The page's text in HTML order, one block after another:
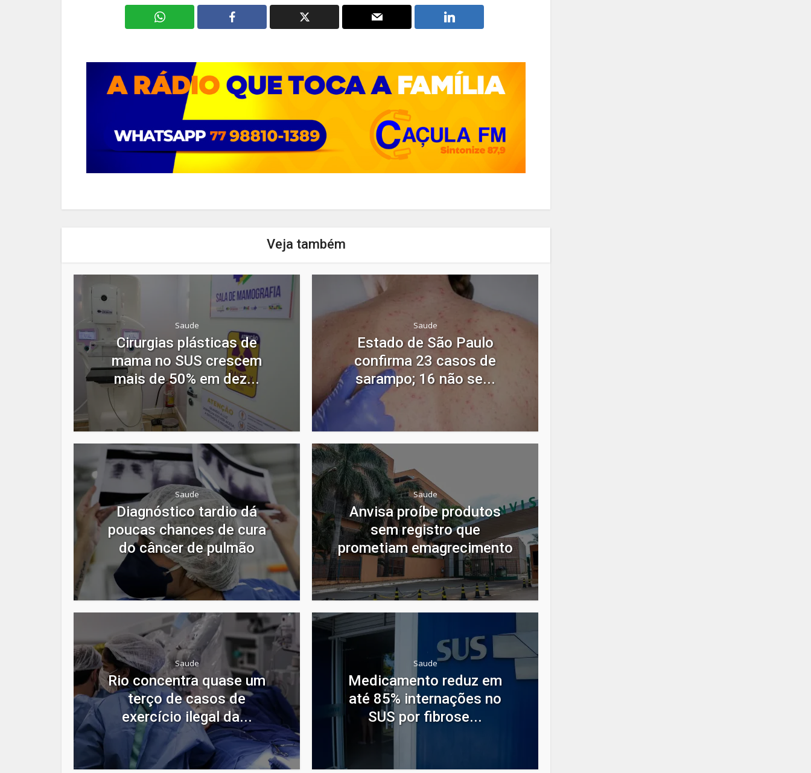
Veja também
Saude
Cirurgias plásticas de
mama no SUS crescem
mais de 50% em dez...
Saude
Estado de São Paulo
confirma 23 casos de
sarampo; 16 não se...
Saude
Diagnóstico tardio dá
poucas chances de cura
do câncer de pulmão
Saude
Anvisa proíbe produtos
sem registro que
prometiam emagrecimento
Saude
Rio concentra quase um
terço de casos de
exercício ilegal da...
Saude
Medicamento reduz em
até 85% internações no
SUS por fibrose...